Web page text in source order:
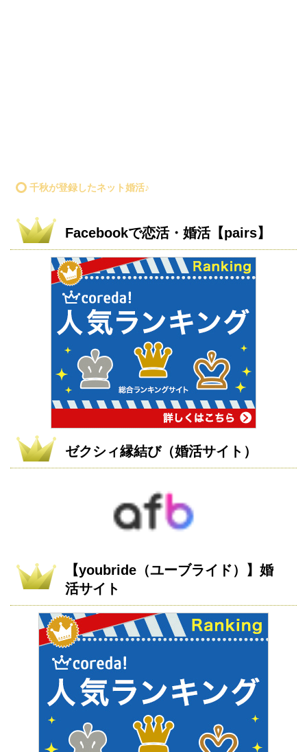
千秋が登録したネット婚活♪
Facebookで恋活・婚活【pairs】
ゼクシィ縁結び（婚活サイト）
【youbride（ユーブライド）】婚
活サイト